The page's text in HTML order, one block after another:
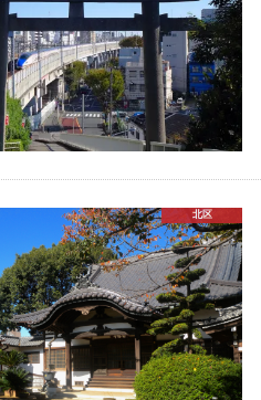
北区